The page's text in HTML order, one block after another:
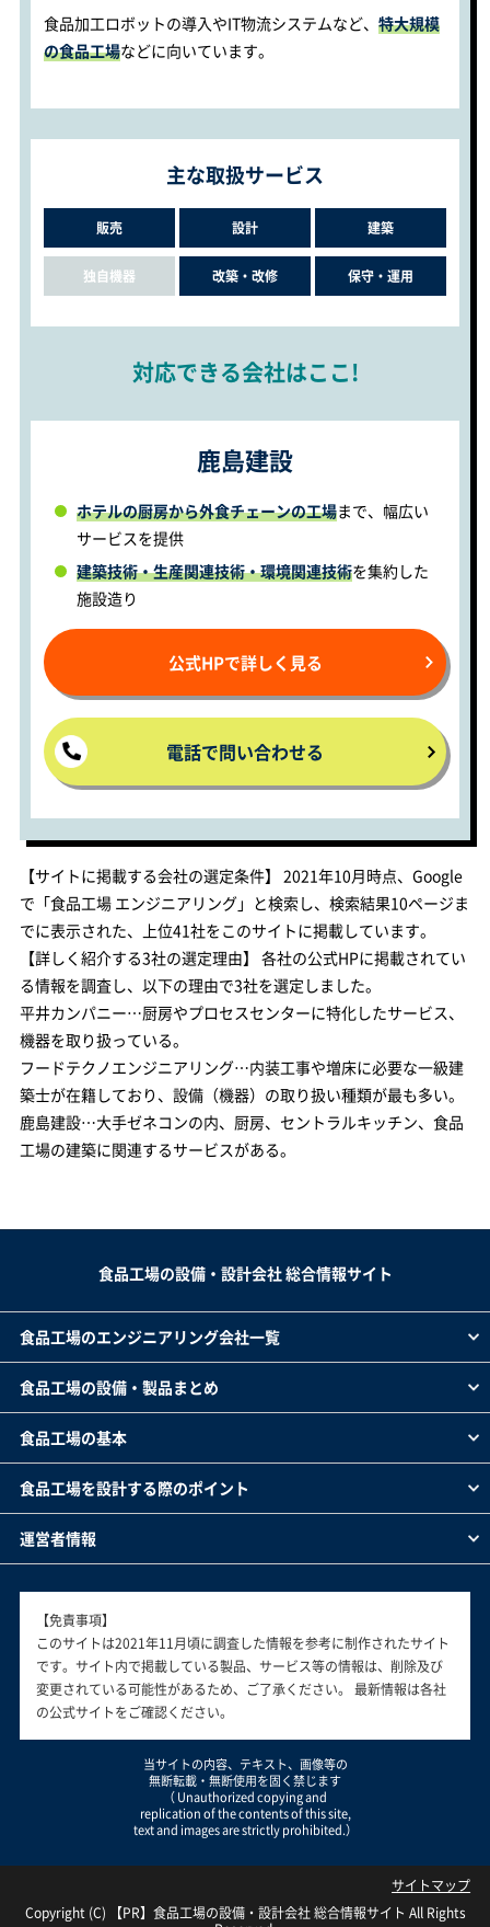
食品加工ロボットの導入やIT物流システムなど、 特大規模
の食品工場などに向いています。
主な取扱サービス
販売 設計 建築
独自機器 改築・改修 保守・運用
対応できる会社はここ!
鹿島建設
ホテルの厨房から外食チェーンの工場まで、幅広い
サービスを提供
建築技術・生産関連技術・環境関連技術を集約した
施設造り
公式HPで詳しく見る
電話で問い合わせる
【サイトに掲載する会社の選定条件】 2021年10月時点、Google
で「食品工場 エンジニアリング」と検索し、検索結果10ページま
でに表示された、上位41社をこのサイトに掲載しています。
【詳しく紹介する3社の選定理由】 各社の公式HPに掲載されてい
る情報を調査し、以下の理由で3社を選定しました。
平井カンパニー…厨房やプロセスセンターに特化したサービス、
機器を取り扱っている。
フードテクノエンジニアリング…内装工事や増床に必要な一級建
築士が在籍しており、設備（機器）の取り扱い種類が最も多い。
鹿島建設…大手ゼネコンの内、厨房、セントラルキッチン、食品
工場の建築に関連するサービスがある。
食品工場の設備・設計会社 総合情報サイト
食品工場のエンジニアリング会社一覧
食品工場の設備・製品まとめ
食品工場の基本
食品工場を設計する際のポイント
運営者情報
【免責事項】
このサイトは2021年11月頃に調査した情報を参考に制作されたサイト
です。サイト内で掲載している製品、サービス等の情報は、削除及び
変更されている可能性があるため、ご了承ください。 最新情報は各社
の公式サイトをご確認ください。
当サイトの内容、テキスト、画像等の
無断転載・無断使用を固く禁じます
（ Unauthorized copying and
replication of the contents of this site,
text and images are strictly prohibited.）
サイトマップ
Copyright (C)
食品工場の設備・設計会社 総合情報サイト All Rights